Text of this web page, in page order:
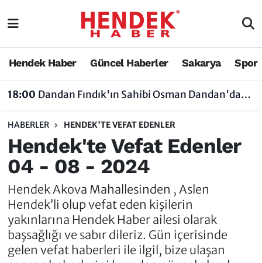
Hendek Haber Güncel Haberler Sakarya Spor
18:00 Dandan Fındık'ın Sahibi Osman Dandan'dan Sezon Öncesi Dikkat Çeken Açıklamalar
HABERLER HENDEK'TE VEFAT EDENLER
Hendek'te Vefat Edenler
04 - 08 - 2024
Hendek Akova Mahallesinden , Aslen
Hendek’li olup vefat eden kişilerin
yakınlarına Hendek Haber ailesi olarak
başsağlığı ve sabır dileriz. Gün içerisinde
gelen vefat haberleri ile ilgil, bize ulaşan
Hendek Haber
Nöbetçi Eczaneler
Vefat Edenler
Hendek Haber
Hakkında
Hendek Haber Reklam Servisi
Künye
İletişim
Sakarya Nöbetçi Eczaneler
Tüm Manşetler
Son Dakika Haberleri
Haber Arşivi